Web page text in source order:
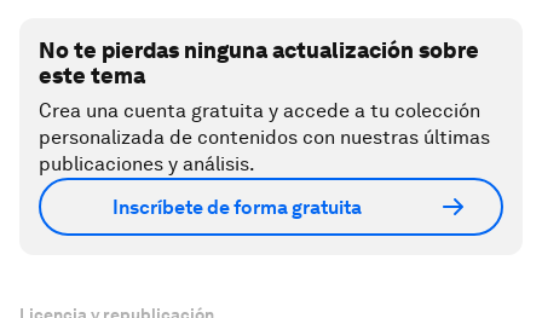
No te pierdas ninguna actualización sobre
este tema
Crea una cuenta gratuita y accede a tu colección
personalizada de contenidos con nuestras últimas
publicaciones y análisis.
Inscríbete de forma gratuita